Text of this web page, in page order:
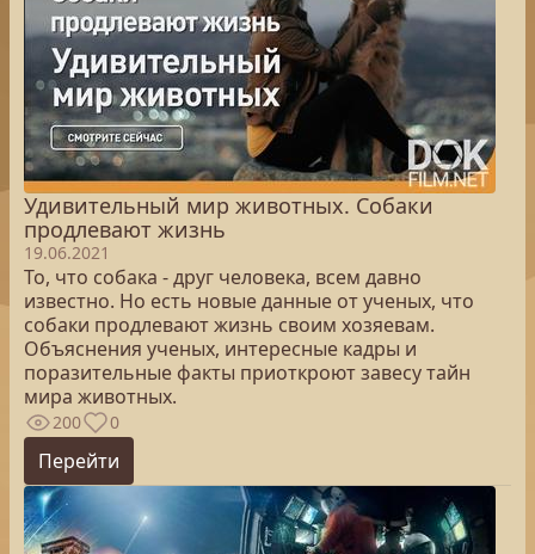
Удивительный мир животных. Собаки
продлевают жизнь
19.06.2021
То, что собака - друг человека, всем давно
известно. Но есть новые данные от ученых, что
собаки продлевают жизнь своим хозяевам.
Объяснения ученых, интересные кадры и
поразительные факты приоткроют завесу тайн
мира животных.
200 0
Перейти